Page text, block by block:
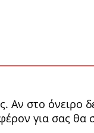
Αν στο
για σας θα